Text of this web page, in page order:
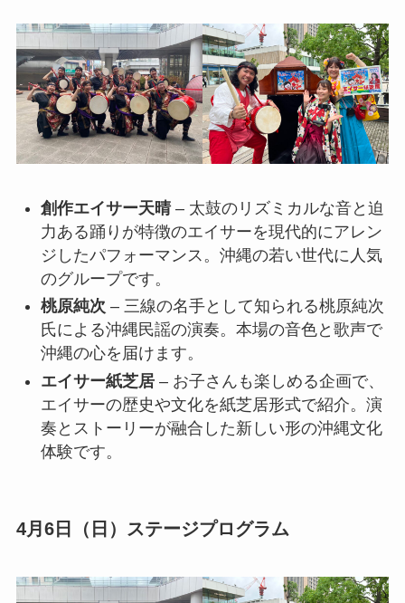
創作エイサー天晴– 太鼓のリズミカルな音と迫
力ある踊りが特徴のエイサーを現代的にアレン
ジしたパフォーマンス。沖縄の若い世代に人気
のグループです。
桃原純次 – 三線の名手として知られる桃原純次
氏による沖縄民謡の演奏。本場の音色と歌声で
沖縄の心を届けます。
エイサー紙芝居– お子さんも楽しめる企画で、
エイサーの歴史や文化を紙芝居形式で紹介。演
奏とストーリーが融合した新しい形の沖縄文化
体験です。
4月6日（日）ステージプログラム